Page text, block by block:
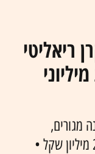
ריאליטי
מגורים,
שמאפשר לבנות 186 דירות, תמורת 250 מיליון שקל •